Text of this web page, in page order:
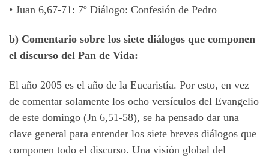
• Juan 6,67-71: 7º Diálogo: Confesión de Pedro
b) Comentario sobre los siete diálogos que componen
el discurso del Pan de Vida:
El año 2005 es el año de la Eucaristía. Por esto, en vez
de comentar solamente los ocho versículos del Evangelio
de este domingo (Jn 6,51-58), se ha pensado dar una
clave general para entender los siete breves diálogos que
componen todo el discurso. Una visión global del